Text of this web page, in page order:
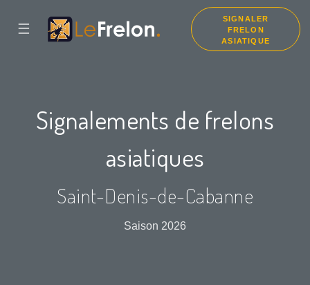
☰
SIGNALER
FRELON
ASIATIQUE
Signalements de frelons
asiatiques
Saint-Denis-de-Cabanne
Saison 2026